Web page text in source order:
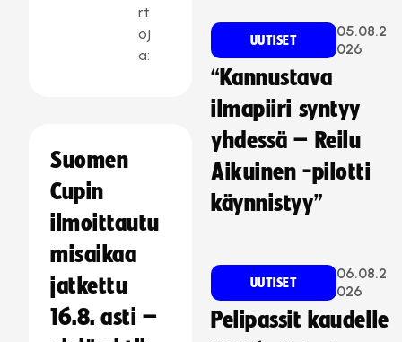
rt
oj
a:
Suomen
Cupin
ilmoittautu
misaikaa
jatkettu
16.8. asti –
UUTISET
05.08.2
026
“Kannustava
ilmapiiri syntyy
yhdessä – Reilu
Aikuinen -pilotti
käynnistyy”
UUTISET
06.08.2
026
Pelipassit kaudelle